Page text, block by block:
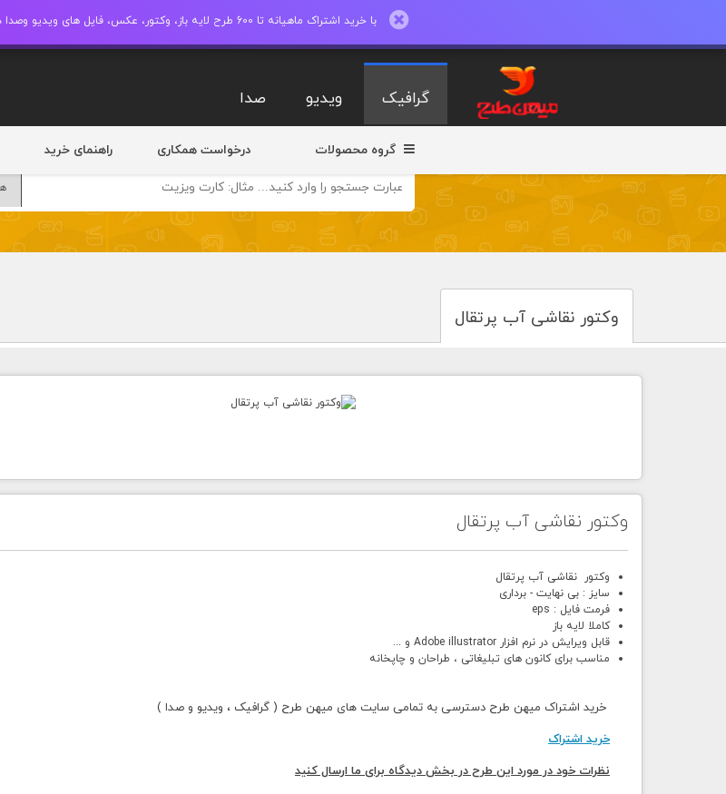
با خرید اشتراک ماهیانه تا 600 طرح لایه باز، وکتور، عکس، فایل های ویدیو وصدا دانلود کنید.
گرافیک ویدیو صدا
گروه محصولات درخواست همکاری راهنمای خرید
وکتور نقاشی آب پرتقال
وکتور نقاشی آب پرتقال
وکتور نقاشی آب پرتقال
سایز : بی نهایت - برداری
فرمت فایل : eps
کاملا لایه باز
قابل ویرایش در نرم افزار Adobe illustrator و ...
مناسب برای کانون های تبلیغاتی ، طراحان و چاپخانه
خرید اشتراک میهن طرح دسترسی به تمامی سایت های میهن طرح ( گرافیک ، ویدیو و صدا )
خرید اشتراک
نظرات خود در مورد این طرح در بخش دیدگاه برای ما ارسال کنید